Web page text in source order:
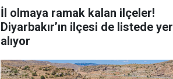
İl olmaya ramak kalan ilçeler!
Diyarbakır’ın ilçesi de listede yer
alıyor